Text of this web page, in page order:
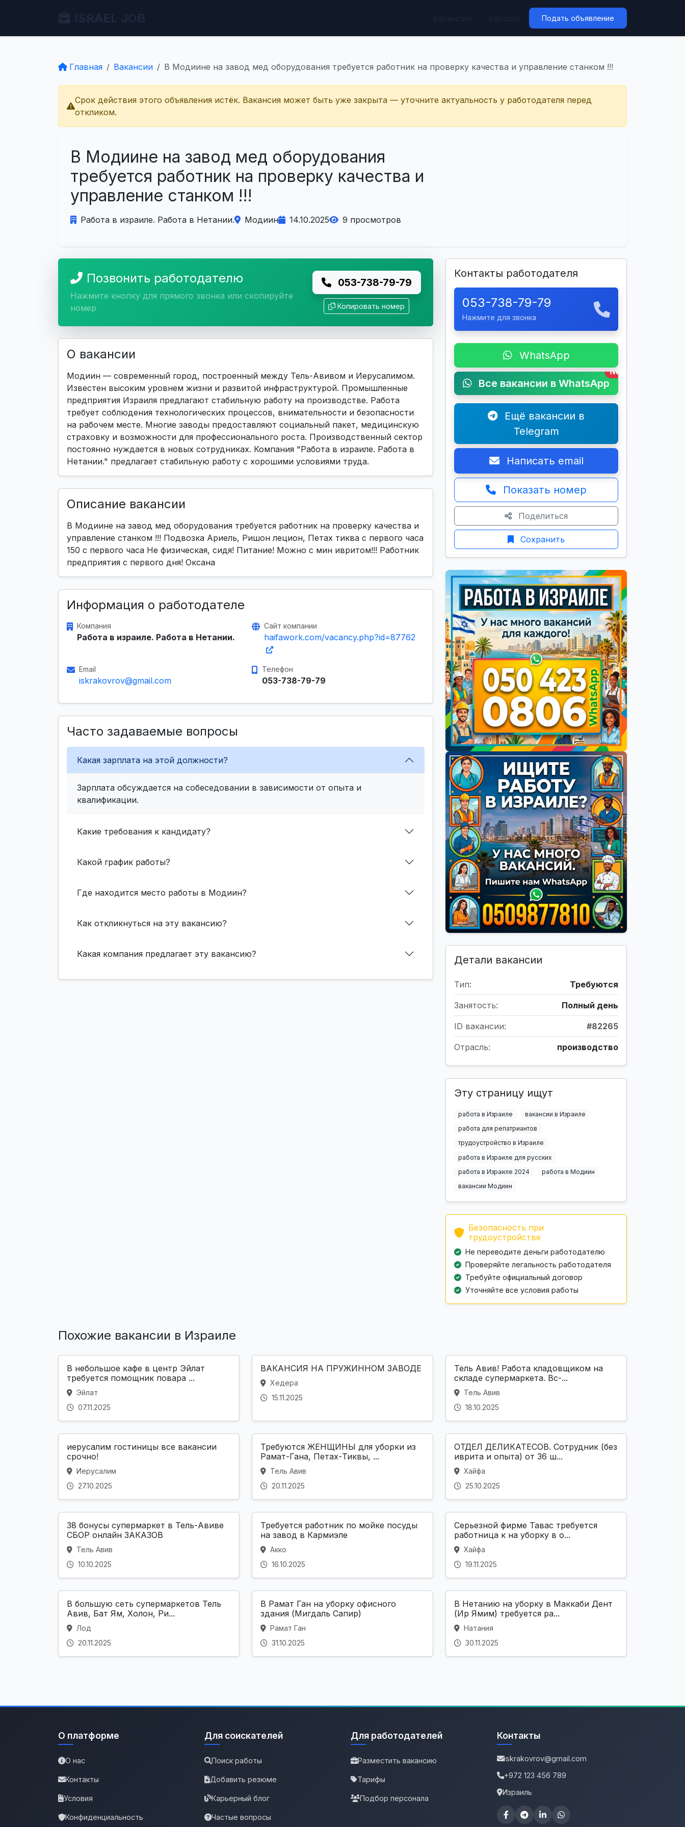
Подать объявление
Главная Вакансии В Модиине на завод мед оборудования требуется работник на проверку качества и управление станком !!!
Срок действия этого объявления истёк. Вакансия может быть уже закрыта — уточните актуальность у работодателя перед
откликом.
В Модиине на завод мед оборудования
требуется работник на проверку качества и
управление станком !!!
Работа в израиле. Работа в Нетании. Модиин 14.10.2025 9 просмотров
Позвонить работодателю
Нажмите кнопку для прямого звонка или скопируйте
номер
053-738-79-79
Копировать номер
О вакансии
Модиин — современный город, построенный между Тель-Авивом и Иерусалимом.
Известен высоким уровнем жизни и развитой инфраструктурой. Промышленные
предприятия Израиля предлагают стабильную работу на производстве. Работа
требует соблюдения технологических процессов, внимательности и безопасности
на рабочем месте. Многие заводы предоставляют социальный пакет, медицинскую
страховку и возможности для профессионального роста. Производственный сектор
постоянно нуждается в новых сотрудниках. Компания "Работа в израиле. Работа в
Нетании." предлагает стабильную работу с хорошими условиями труда.
Описание вакансии
В Модиине на завод мед оборудования требуется работник на проверку качества и
управление станком !!! Подвозка Ариель, Ришон лецион, Петах тиква с первого часа
150 с первого часа Не физическая, сидя! Питание! Можно с мин ивритом!!! Работник
предприятия с первого дня! Оксана
Информация о работодателе
Компания
Работа в израиле. Работа в Нетании.
Сайт компании
haifawork.com/vacancy.php?id=87762
Email
iskrakovrov@gmail.com
Телефон
053-738-79-79
Часто задаваемые вопросы
Какая зарплата на этой должности?
Зарплата обсуждается на собеседовании в зависимости от опыта и
квалификации.
Какие требования к кандидату?
Какой график работы?
Где находится место работы в Модиин?
Как откликнуться на эту вакансию?
Какая компания предлагает эту вакансию?
Контакты работодателя
053-738-79-79
Нажмите для звонка
WhatsApp
Все вакансии в WhatsApp
New
Ещё вакансии в
Telegram
Написать email
Показать номер
Поделиться
Сохранить
Детали вакансии
Тип: Требуются
Занятость: Полный день
ID вакансии: #82265
Отрасль: производство
Эту страницу ищут
работа в Израиле
вакансии в Израиле
работа для репатриантов
трудоустройство в Израиле
работа в Израиле для русских
работа в Израиле 2024
работа в Модиин
вакансии Модиин
Безопасность при
трудоустройстве
Не переводите деньги работодателю
Проверяйте легальность работодателя
Требуйте официальный договор
Уточняйте все условия работы
Похожие вакансии в Израиле
В небольшое кафе в центр Эйлат
требуется помощник повара ...
Эйлат
07.11.2025
ВАКАНСИЯ НА ПРУЖИННОМ ЗАВОДЕ
Хедера
15.11.2025
Тель Авив! Работа кладовщиком на
складе супермаркета. Вс-...
Тель Авив
18.10.2025
иерусалим гостиницы все вакансии
срочно!
Иерусалим
27.10.2025
Требуются ЖЕНЩИНЫ для уборки из
Рамат-Гана, Петах-Тиквы, ...
Тель Авив
20.11.2025
ОТДЕЛ ДЕЛИКАТЕСОВ. Сотрудник (без
иврита и опыта) от 36 ш...
Хайфа
25.10.2025
38 бонусы супермаркет в Тель-Авиве
СБОР онлайн ЗАКАЗОВ
Тель Авив
10.10.2025
Требуется работник по мойке посуды
на завод в Кармиэле
Акко
16.10.2025
Серьезной фирме Тавас требуется
работница к на уборку в о...
Хайфа
19.11.2025
В большую сеть супермаркетов Тель
Авив, Бат Ям, Холон, Ри...
Лод
20.11.2025
В Рамат Ган на уборку офисного
здания (Мигдаль Сапир)
Рамат Ган
31.10.2025
В Нетанию на уборку в Маккаби Дент
(Ир Ямим) требуется ра...
Натания
30.11.2025
О платформе
О нас
Контакты
Условия
Конфиденциальность
Для соискателей
Поиск работы
Добавить резюме
Карьерный блог
Частые вопросы
Для работодателей
Разместить вакансию
Тарифы
Подбор персонала
Контакты
iskrakovrov@gmail.com
+972 123 456 789
Израиль